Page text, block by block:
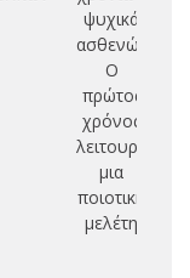
ψυχικά
ασθενών.
Ο
πρώτος
χρόνος
λειτουργίας:
μια
ποιοτική
μελέτη